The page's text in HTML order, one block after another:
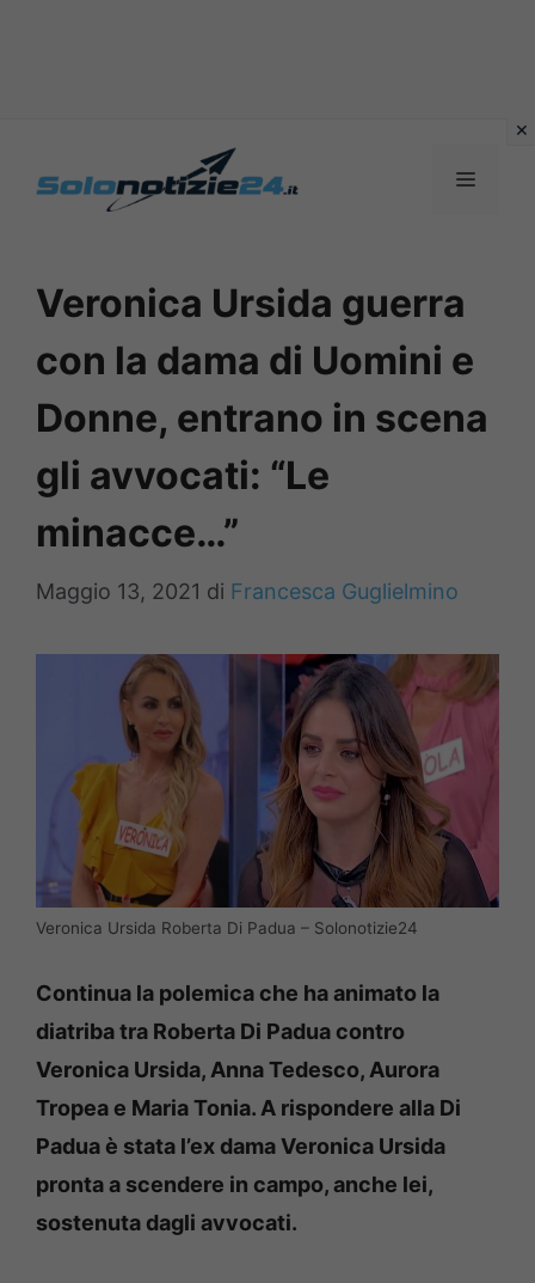
MENU
Veronica Ursida guerra
con la dama di Uomini e
Donne, entrano in scena
gli avvocati: “Le
minacce…”
Maggio 13, 2021 di Francesca Guglielmino
Veronica Ursida Roberta Di Padua – Solonotizie24
Continua la polemica che ha animato la
diatriba tra Roberta Di Padua contro
Veronica Ursida, Anna Tedesco, Aurora
Tropea e Maria Tonia. A rispondere alla Di
Padua è stata l’ex dama Veronica Ursida
pronta a scendere in campo, anche lei,
sostenuta dagli avvocati.